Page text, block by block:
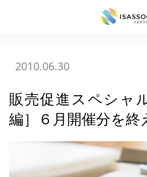
05 広告・販促
2010.06.30
販売促進スペシャ
編］６月開催分を終